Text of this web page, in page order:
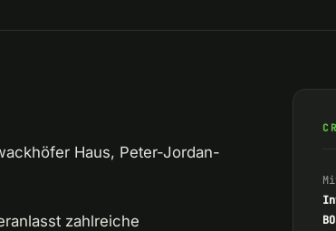
Haus, Peter-Jordan-
zahlreiche